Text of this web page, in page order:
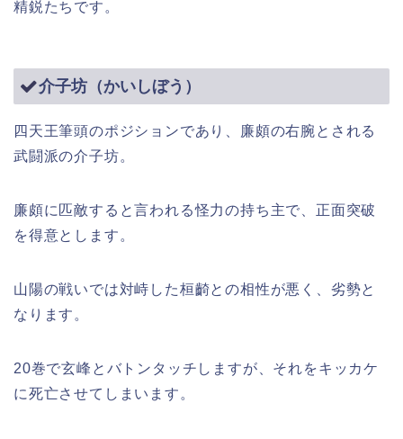
精鋭たちです。
介子坊（かいしぼう）
四天王筆頭のポジションであり、廉頗の右腕とされる
武闘派の介子坊。
廉頗に匹敵すると言われる怪力の持ち主で、正面突破
を得意とします。
山陽の戦いでは対峙した桓齮との相性が悪く、劣勢と
なります。
20巻で玄峰とバトンタッチしますが、それをキッカケ
に死亡させてしまいます。